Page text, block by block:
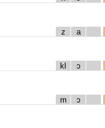
z a
kl ɔ
m ɔ